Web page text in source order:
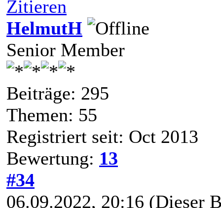
Zitieren
HelmutH
Senior Member
Beiträge: 295
Themen: 55
Registriert seit: Oct 2013
Bewertung: 13
#34
06.09.2022, 20:16 (Dieser